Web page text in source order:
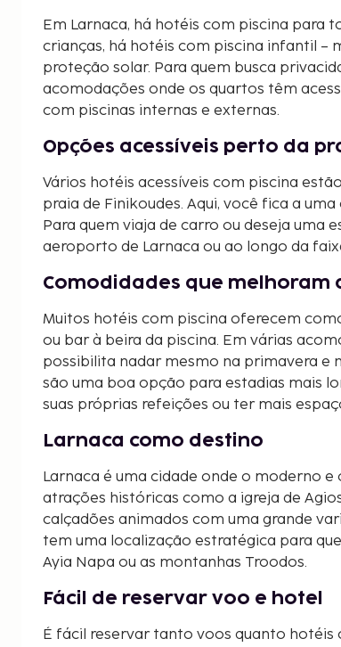
Em Larnaca, há hotéis com piscina para
crianças, há hotéis com piscina infantil –
proteção solar. Para quem busca
acomodações onde os quartos têm
com piscinas internas e externas.
Opções acessíveis perto da
Vários hotéis acessíveis com piscina
praia de Finikoudes. Aqui, você fica a
Para quem viaja de carro ou deseja uma
aeroporto de Larnaca ou ao longo da
Comodidades que melhoram
Muitos hotéis com piscina oferecem
ou bar à beira da piscina. Em várias
possibilita nadar mesmo na primavera e
são uma boa opção para estadias mais
suas próprias refeições ou ter mais
Larnaca como destino
Larnaca é uma cidade onde o moderno
atrações históricas como a igreja de
calçadões animados com uma grande
tem uma localização estratégica para
Ayia Napa ou as montanhas Troodos.
Fácil de reservar voo e hotel
É fácil reservar tanto voos quanto hotéis